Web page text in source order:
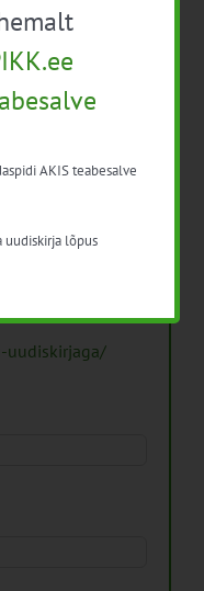
Isikuandmete
uudiskirjaga/
AKIS teabesalve
uudiskirja lõpus